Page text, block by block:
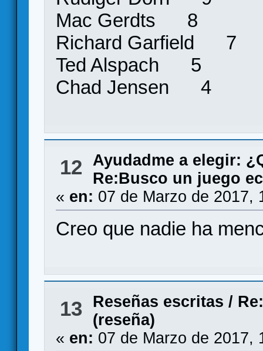
Mac Gerdts 8
Richard Garfield 7
Ted Alspach 5
Chad Jensen 4
12
Ayudadme a elegir:
Re:Busco un juego
« en: 07 de Marzo de 2017,
Creo que nadie ha
13 Reseñas escritas /
(reseña)
« en: 07 de Marzo de 2017,